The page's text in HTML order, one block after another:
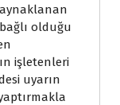
olduğu
işletenleri
uyarın